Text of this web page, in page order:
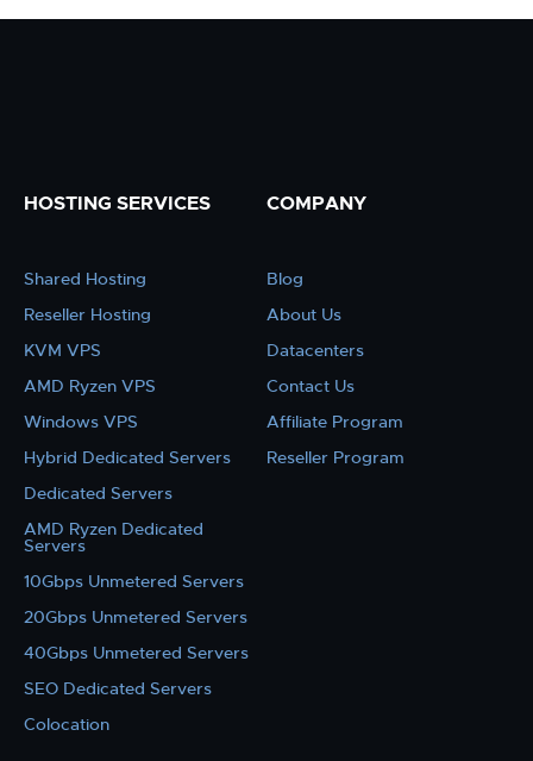
HOSTING SERVICES
Shared Hosting
Reseller Hosting
KVM VPS
AMD Ryzen VPS
Windows VPS
Hybrid Dedicated Servers
Dedicated Servers
AMD Ryzen Dedicated
Servers
10Gbps Unmetered Servers
20Gbps Unmetered Servers
40Gbps Unmetered Servers
SEO Dedicated Servers
Colocation
COMPANY
Blog
About Us
Datacenters
Contact Us
Affiliate Program
Reseller Program